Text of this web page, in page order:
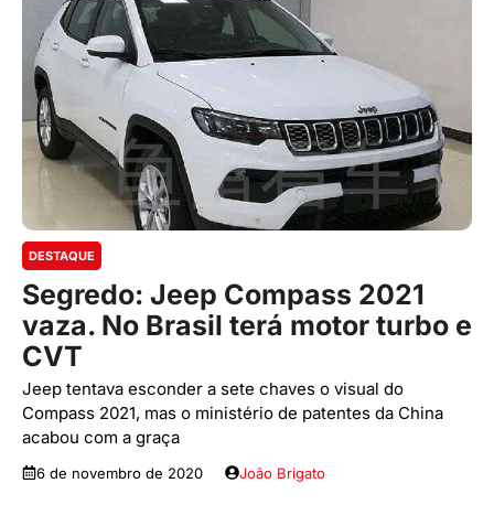
DESTAQUE
Segredo: Jeep Compass 2021
vaza. No Brasil terá motor turbo e
CVT
Jeep tentava esconder a sete chaves o visual do
Compass 2021, mas o ministério de patentes da China
acabou com a graça
6 de novembro de 2020 João Brigato